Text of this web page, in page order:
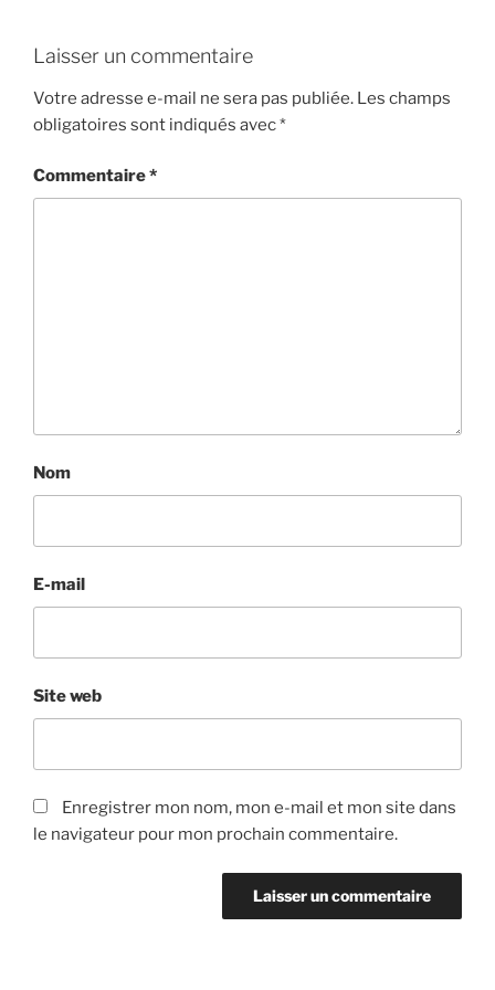
Laisser un commentaire
Votre adresse e-mail ne sera pas publiée. Les champs
obligatoires sont indiqués avec*
Commentaire*
Nom
E-mail
Site web
Enregistrer mon nom, mon e-mail et mon site dans
le navigateur pour mon prochain commentaire.